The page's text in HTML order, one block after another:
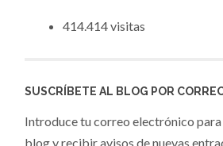
414.414 visitas
SUSCRÍBETE AL BLOG POR
Introduce tu correo electrónico
blog y recibir avisos de nuevas